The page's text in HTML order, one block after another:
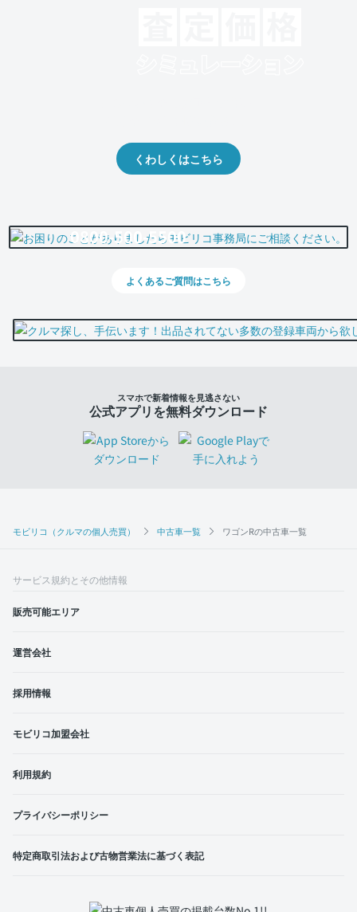
モビリコ（クルマの個人売買） 中古車一覧 ワゴンRの中古車一覧
くわしくはこちら
0800-500-5500
よくあるご質問はこちら
スマホで新着情報を見逃さない
公式アプリを無料ダウンロード
サービス規約とその他情報
販売可能エリア
運営会社
採用情報
モビリコ加盟会社
利用規約
プライバシーポリシー
特定商取引法および古物営業法に基づく表記